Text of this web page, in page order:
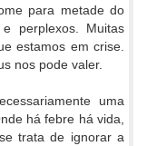
para metade do
perplexos. Muitas
estamos em crise.
nos pode valer.
uma
há febre há vida,
trata de ignorar a